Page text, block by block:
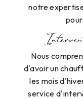
notre
Nous
d'avoir un
les mois
service